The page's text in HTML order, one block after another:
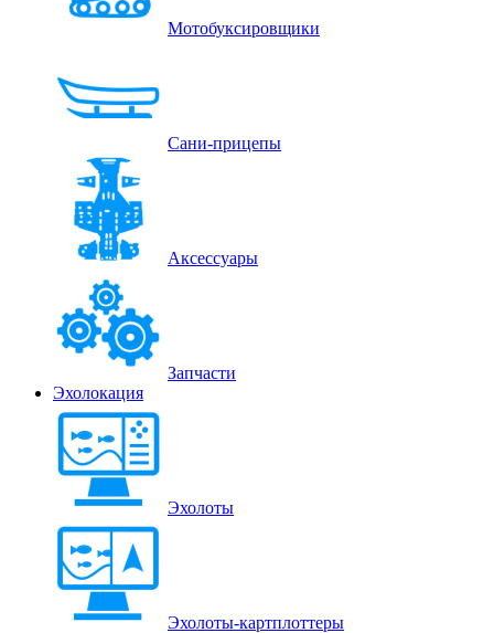
Мотобуксировщики
Сани-прицепы
Аксессуары
Запчасти
Эхолокация
Эхолоты
Эхолоты-картплоттеры